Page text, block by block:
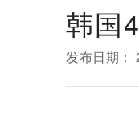
韩国
发布日期：